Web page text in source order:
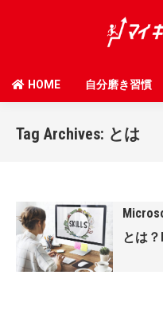
HOME 自分磨き習慣
Tag Archives: とは
とは